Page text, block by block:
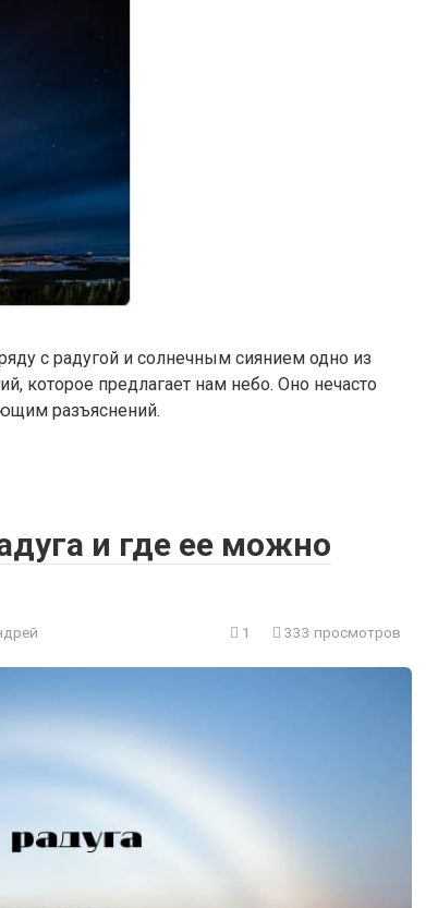
с радугой и солнечным сиянием одно из
которое предлагает нам небо. Оно нечасто
разъяснений.
и где ее можно
1 333 просмотров